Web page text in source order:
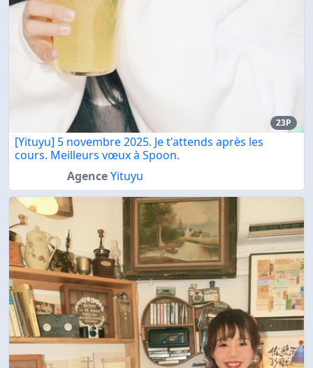
23P
[Yituyu] 5 novembre 2025. Je t'attends après les
cours. Meilleurs vœux à Spoon.
AgenceYituyu